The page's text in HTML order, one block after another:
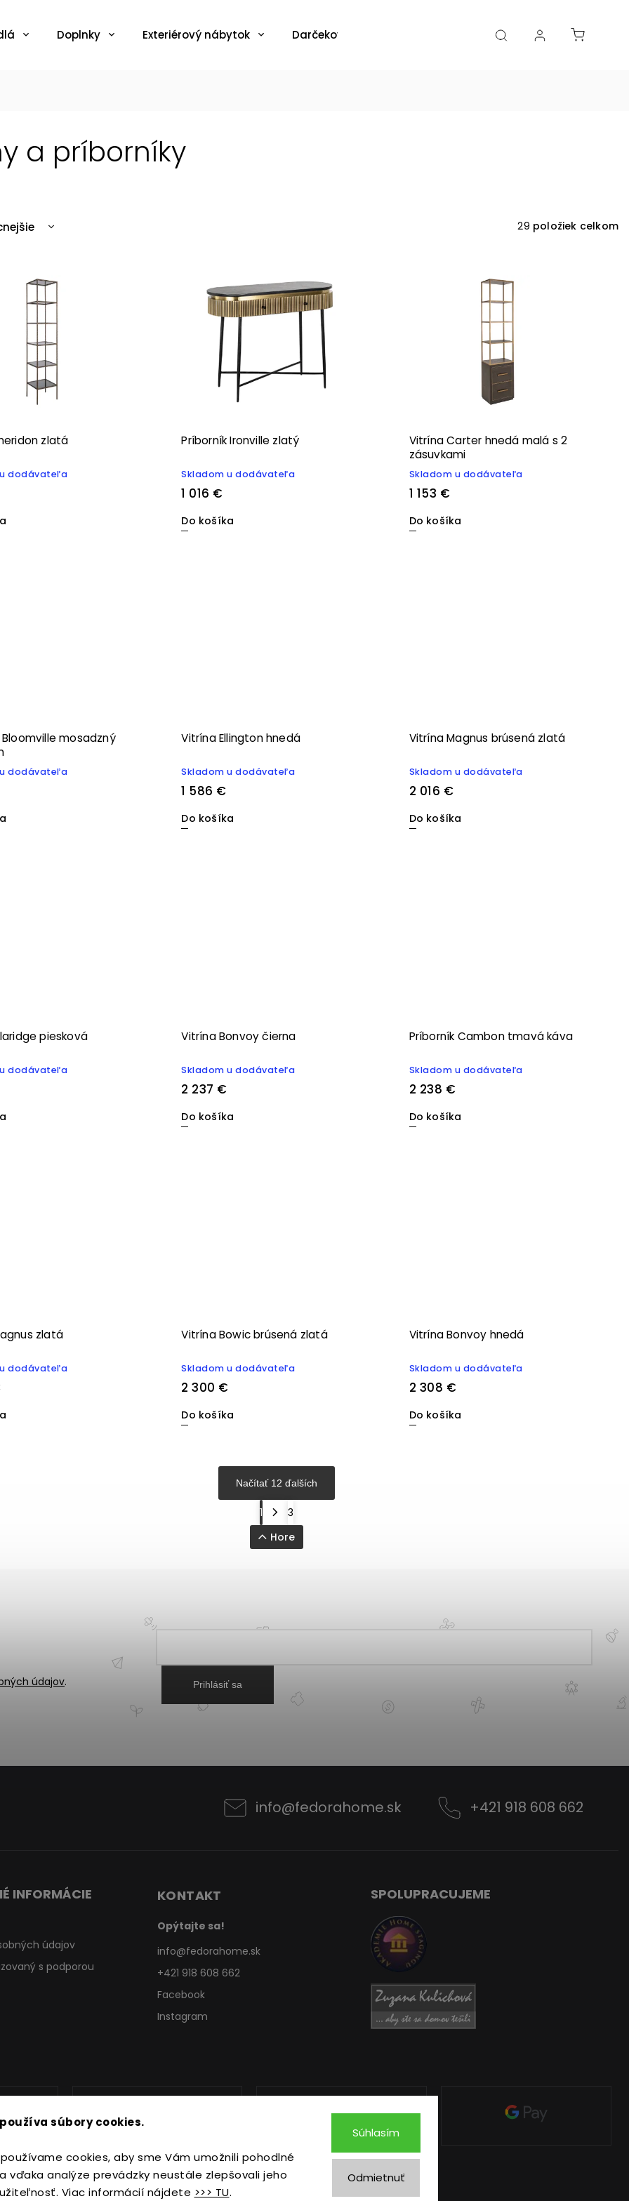
súbory cookies.
cookies, aby sme Vám umožnili pohodlné
vďaka analýze prevádzky neustále zlepšovali jeho
Viac informácií nájdete >>> TU.
Odmietnuť
Súhlasím
Doplnky Exteriérový nábytok Darčekové poukazy Katalógy Blogy
a príborníky
29 položiek celkom
zlatá
dodávateľa
Príborník Ironville zlatý
Skladom u dodávateľa
1 016 €
Do košíka
Vitrína Carter hnedá malá s 2
zásuvkami
Skladom u dodávateľa
1 153 €
Do košíka
Bloomville mosadzný
dodávateľa
Vitrína Ellington hnedá
Skladom u dodávateľa
1 586 €
Do košíka
Vitrína Magnus brúsená zlatá
Skladom u dodávateľa
2 016 €
Do košíka
piesková
dodávateľa
Vitrína Bonvoy čierna
Skladom u dodávateľa
2 237 €
Do košíka
Príborník Cambon tmavá káva
Skladom u dodávateľa
2 238 €
Do košíka
zlatá
dodávateľa
Vitrína Bowic brúsená zlatá
Skladom u dodávateľa
2 300 €
Do košíka
Vitrína Bonvoy hnedá
Skladom u dodávateľa
2 308 €
Do košíka
Načítať 12 ďalších
1
3
Hore
údajov. Prihlásiť sa
info@fedorahome.sk +421 918 608 662
INFORMÁCIE
údajov
s podporou
KONTAKT
Opýtajte sa!
info@fedorahome.sk
+421 918 608 662
Facebook
Instagram
SPOLUPRACUJEME